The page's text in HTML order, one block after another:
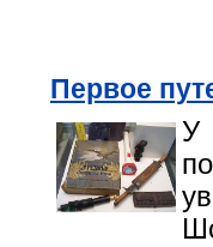
Первое
У